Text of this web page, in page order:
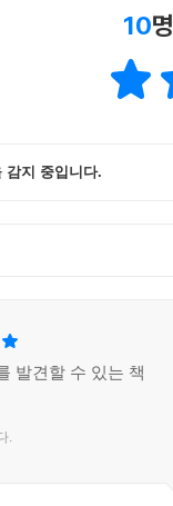
10
감지 중입니다.
발견할 수 있는 책
.